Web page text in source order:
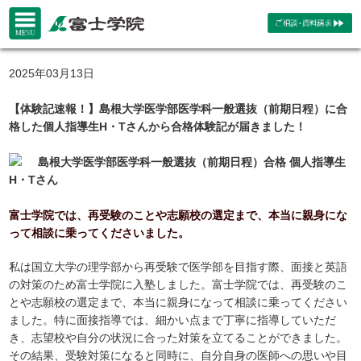
2025年03月13日
【体験記速報！】島根大学医学部医学科一般選抜（前期日程）に合
格した個人指導生H・Tさんから合格体験記が届きました！
島根大学医学部医学科一般選抜（前期日程）合格 個人指導生
H・Tさん
富士学院では、再受験のことや志願校の選定まで、本当に親身にな
って相談に乗ってくださいました。
私は国立大学の理学部から再受験で医学部を目指す際、面接と英語
の対策のため富士学院に入塾しました。富士学院では、再受験のこ
とや志願校の選定まで、本当に親身になって相談に乗ってください
ました。特に面接指導では、細かい点まで丁寧に指導していただ
き、志望校や自分の状況に合った対策を立てることができました。
その結果、受験対策になると同時に、自分自身の医師への思いや目